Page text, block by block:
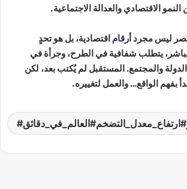
الاقتصادي والعدالة الاجتماعية.
ليس مجرد أرقام اقتصادية، بل هو تحدٍ
يتطلب شفافية في الطرح، وجرأة في
الدولة والمجتمع. المستقبل لم يُكتب بعد، لكن
بفهم الواقع… والعمل لتغييره.